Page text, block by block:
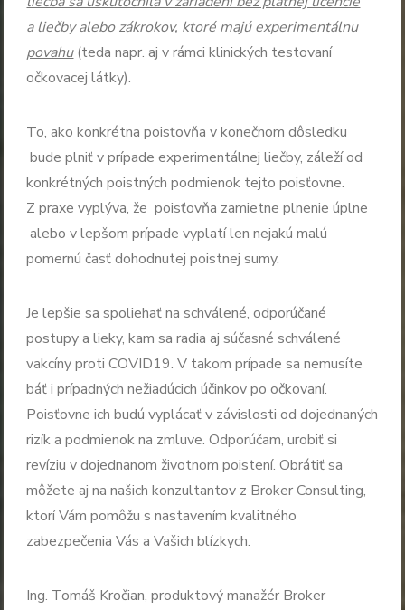
a liečby alebo zákrokov, ktoré majú experimentálnu
povahu(teda napr. aj v rámci klinických testovaní
očkovacej látky).
To, ako konkrétna poisťovňa v konečnom dôsledku
bude plniť v prípade experimentálnej liečby, záleží od
konkrétných poistných podmienok tejto poisťovne.
Z praxe vyplýva, že poisťovňa zamietne plnenie úplne
alebo v lepšom prípade vyplatí len nejakú malú
pomernú časť dohodnutej poistnej sumy.
Je lepšie sa spoliehať na schválené, odporúčané
postupy a lieky, kam sa radia aj súčasné schválené
vakcíny proti COVID19. V takom prípade sa nemusíte
báť i prípadných nežiadúcich účinkov po očkovaní.
Poisťovne ich budú vyplácať v závislosti od dojednaných
rizík a podmienok na zmluve. Odporúčam, urobiť si
revíziu v dojednanom životnom poistení. Obrátiť sa
môžete aj na našich konzultantov z Broker Consulting,
ktorí Vám pomôžu s nastavením kvalitného
zabezpečenia Vás a Vašich blízkych.
Ing. Tomáš Kročian, produktový manažér Broker